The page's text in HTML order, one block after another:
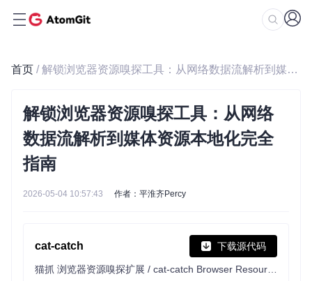
首页 / 解锁浏览器资源嗅探工具：从网络数据流解析到媒体资源本地化完全指南
解锁浏览器资源嗅探工具：从网络
数据流解析到媒体资源本地化完全
指南
2026-05-04 10:57:43 作者：平淮齐Percy
cat-catch 下载源代码